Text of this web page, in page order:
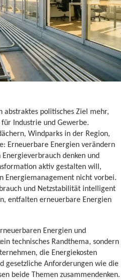
abstraktes politisches Ziel mehr,
Industrie und Gewerbe.
Windparks in der Region,
Erneuerbare Energien verändern
denken und
aktiv gestalten will,
Energiemanagement nicht vorbei.
und Netzstabilität intelligent
entfalten erneuerbare Energien
Energien und
technisches Randthema, sondern
die Energiekosten
gesetzliche Anforderungen wie die
beide Themen zusammendenken.